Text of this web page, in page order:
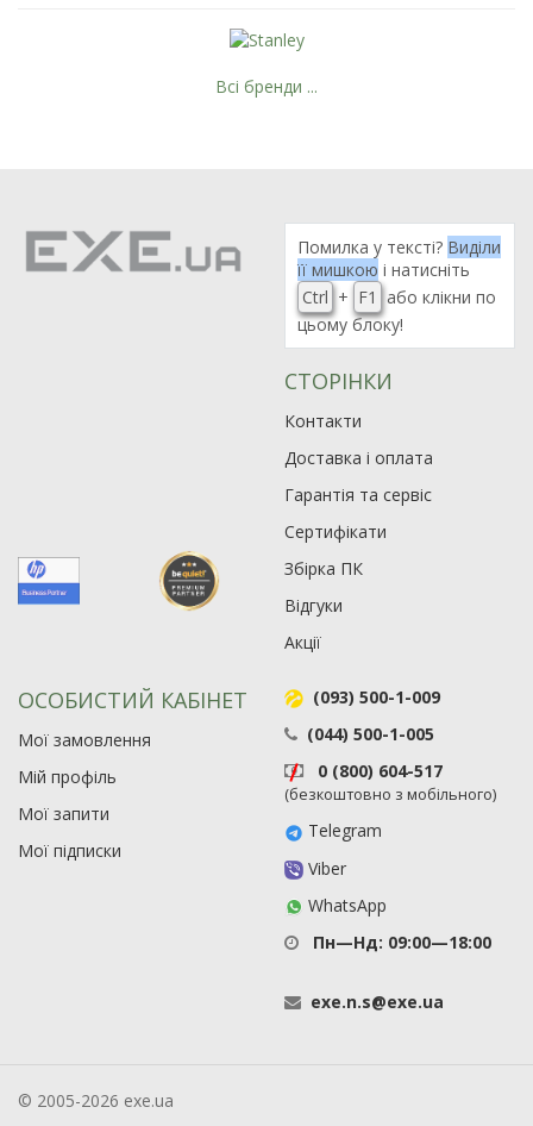
Всі бренди ...
Помилка у тексті? Виділи
її мишкою і натисніть
Ctrl + F1
або клікни по
цьому блоку!
СТОРІНКИ
Контакти
Доставка і оплата
Гарантія та сервіс
Сертифікати
Збірка ПК
Відгуки
Акції
ОСОБИСТИЙ КАБІНЕТ
Мої замовлення
Мій профіль
Мої запити
Мої підписки
(093) 500-1-009
(044) 500-1-005
0 (800) 604-517
(безкоштовно з мобільного)
Telegram
Viber
WhatsApp
Пн—Нд: 09:00—18:00
exe.n.s@exe.ua
© 2005-2026 exe.ua